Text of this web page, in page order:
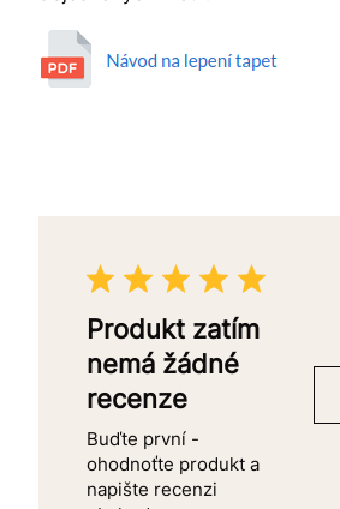
Produkt zatím
nemá žádné
recenze
Buďte první -
ohodnoťte produkt a
napište recenzi